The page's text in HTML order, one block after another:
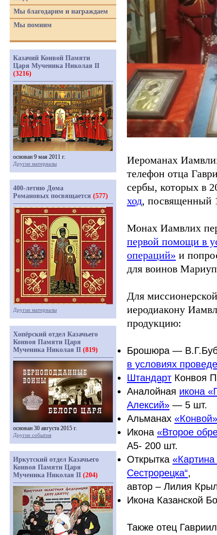
Иероманах
телефон отца
сербы, которых в
ход, посвященный
Монах Иамвлих
первой помощи в
операций» и
для воинов
Для
иеродиакону
продукцию:
Брошюра —
в условиях
Штандарт Конвоя
Аналойная икона
Алексий» — 5 шт.
Альманах «Конвой»
Икона «Второе
А5- 200 шт.
Открытка «Картина
Сестрорецка“,
автор – Лилия
Икона Казанской
Также отец
Мы благодарим и награждаем
Мы помним
Казачий Конвой Памяти
Царя Мученика Николая II
(3216)
основан 9 мая 2011 г.
Другие материалы
400-летию Дома
Романовых посвящается (577)
Другие материалы
Хопёрский отдел Казачьего
Конвоя Памяти Царя
Мученика Николая II (819)
основан 30 августа 2015 г.
Другие события
Иркутский отдел Казачьего
Конвоя Памяти Царя
Мученика Николая II (204)